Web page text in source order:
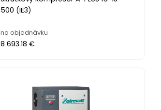
500 (IE3)
na objednávku
8 693.18 €